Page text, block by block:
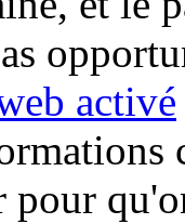
activé
pour